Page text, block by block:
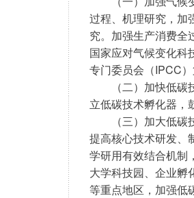
过程、机理研究，加
究。加强生产消费全
国家应对气候变化科
专门委员会（IPCC
（二）加快低碳技
立低碳技术孵化器，
（三）加大低碳技
提高核心技术研发、
学研用有效结合机制
大学科技园、企业孵
等重点地区，加强低